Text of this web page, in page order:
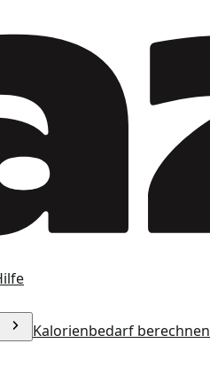
Kalorienbedarf berechnen